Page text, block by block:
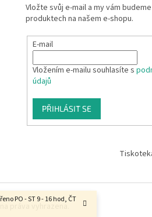
PO - ST 9 - 16 hod, ČT
Vložte svůj e-mail a my vám
produktech na našem e-shopu.
E-mail
Vložením e-mailu souhlasíte s
údajů
PŘIHLÁSIT SE